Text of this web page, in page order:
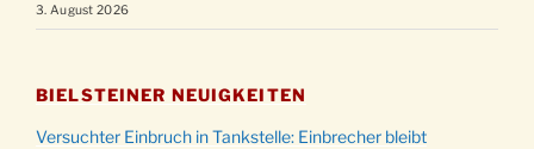
3. August 2026
BIELSTEINER NEUIGKEITEN
Versuchter Einbruch in Tankstelle: Einbrecher bleibt